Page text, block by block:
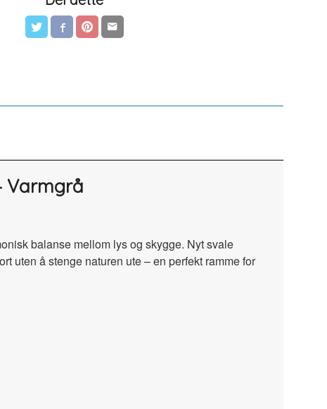
Varmgrå
balanse mellom lys og skygge. Nyt svale
uten å stenge naturen ute – en perfekt ramme for